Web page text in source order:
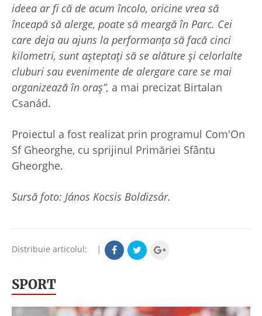
ideea ar fi că de acum încolo, oricine vrea să
înceapă să alerge, poate să meargă în Parc. Cei
care deja au ajuns la performanța să facă cinci
kilometri, sunt așteptați să se alăture și celorlalte
cluburi sau evenimente de alergare care se mai
organizează în oraș”, a mai precizat Birtalan
Csanád.
Proiectul a fost realizat prin programul Com'On
Sf Gheorghe, cu sprijinul Primăriei Sfântu
Gheorghe.
Sursă foto: János Kocsis Boldizsár.
Distribuie articolul: |
SPORT